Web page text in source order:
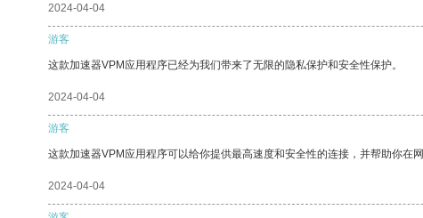
2024-04-04
游客
这款加速器VPM应用程序已经为我们带来了无限的隐私保护和安全性保护。
2024-04-04
游客
这款加速器VPM应用程序可以给你提供最高速度和安全性的连接，并帮助你在网
2024-04-04